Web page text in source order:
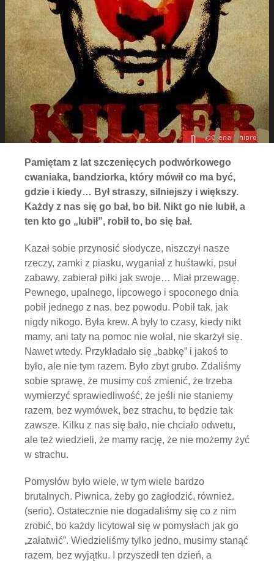
Pamiętam z lat szczenięcych podwórkowego
cwaniaka, bandziorka, który mówił co ma być,
gdzie i kiedy… Był straszy, silniejszy i większy.
Każdy z nas się go bał, bo bił. Nikt go nie lubił, a
ten kto go „lubił”, robił to, bo się bał.
Kazał sobie przynosić słodycze, niszczył nasze
rzeczy, zamki z piasku, wyganiał z huśtawki, psuł
zabawy, zabierał piłki jak swoje… Miał przewagę.
Pewnego, upalnego, lipcowego i spoconego dnia
pobił jednego z nas, bez powodu. Pobił tak, jak
nigdy nikogo. Była krew. A były to czasy, kiedy nikt
mamy, ani taty na pomoc nie wołał, nie skarżył się.
Nawet wtedy. Przykładało się „babkę” i jakoś to
było, ale nie tym razem. Było zbyt grubo. Zdaliśmy
sobie sprawę, że musimy coś zmienić, że trzeba
wymierzyć sprawiedliwość, że jeśli nie staniemy
razem, bez wymówek, bez strachu, to będzie tak
zawsze. Kilku z nas się bało, nie chciało odwetu,
ale też wiedzieli, że mamy rację, że nie możemy żyć
w strachu.
Pomysłów było wiele, w tym wiele bardzo
brutalnych. Piwnica, żeby go zagłodzić, również.
(serio). Ostatecznie nie dogadaliśmy się co z nim
zrobić, bo każdy licytował się w pomysłach jak go
„załatwić”. Wiedzieliśmy tylko jedno, musimy stanąć
razem, bez wyjątku. I przyszedł ten dzień, a